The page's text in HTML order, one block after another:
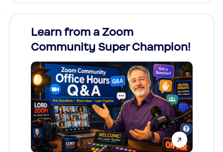
Learn from a Zoom
Community Super Champion!